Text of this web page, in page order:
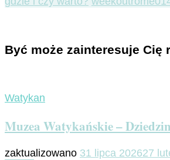
Być może zainteresuje Cię
Watykan
Muzea Watykańskie –
zaktualizowano 31 lipca 202627